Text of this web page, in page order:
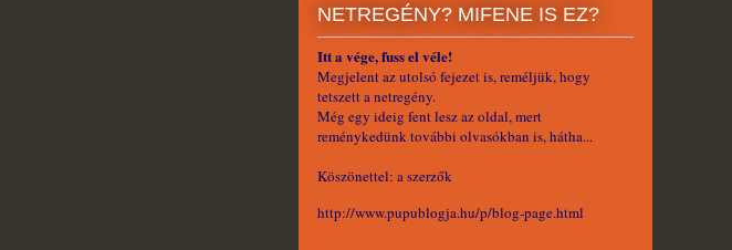
NETREGÉNY? MIFENE IS EZ?
Itt a vége, fuss el véle!
Megjelent az utolsó fejezet is, reméljük, hogy
tetszett a netregény.
Még egy ideig fent lesz az oldal, mert
reménykedünk további olvasókban is, hátha...
Köszönettel: a szerzők
http://www.pupublogja.hu/p/blog-page.html